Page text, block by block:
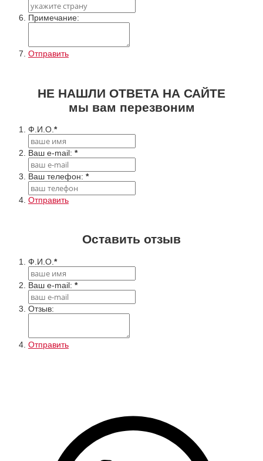
Примечание:
Отправить
НЕ НАШЛИ ОТВЕТА НА САЙТЕ
мы вам перезвоним
Ф.И.О. *
Ваш e-mail: *
Ваш телефон: *
Отправить
Оставить отзыв
Ф.И.О. *
Ваш e-mail: *
Отзыв:
Отправить